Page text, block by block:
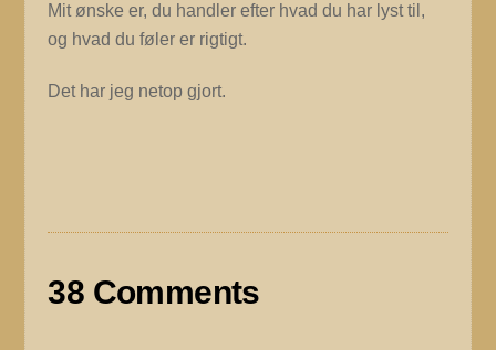
Mit ønske er, du handler efter hvad du har lyst til,
og hvad du føler er rigtigt.
Det har jeg netop gjort.
38 Comments